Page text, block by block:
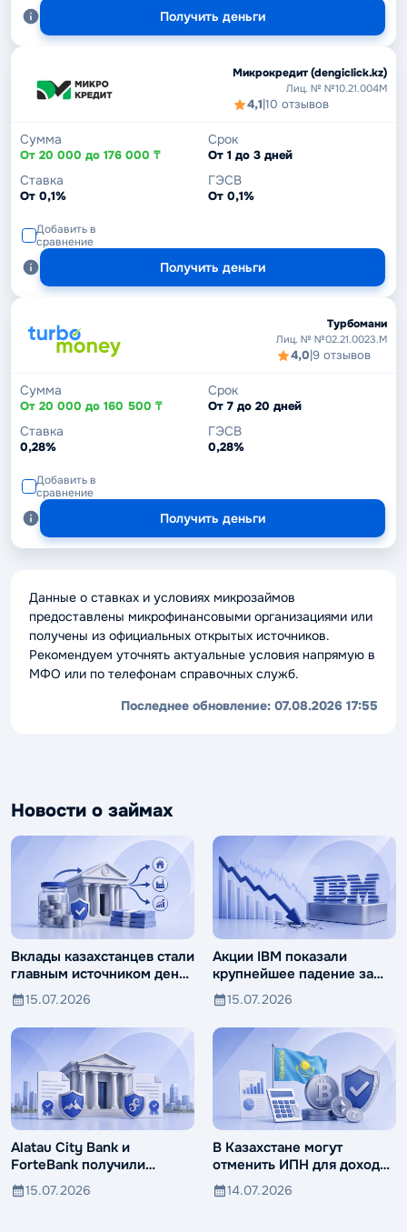
Получить деньги
Микрокредит (dengiclick.kz)
Лиц. № №10.21.004М
4,1|10 отзывов
Сумма
От 20 000 до 176 000 ₸
Срок
От 1 до 3 дней
Ставка
От 0,1%
ГЭСВ
От 0,1%
Добавить в
сравнение
Получить деньги
Турбомани
Лиц. № №02.21.0023.M
4,0|9 отзывов
Сумма
От 20 000 до 160 500 ₸
Срок
От 7 до 20 дней
Ставка
0,28%
ГЭСВ
0,28%
Добавить в
сравнение
Получить деньги
Данные о ставках и условиях микрозаймов
предоставлены микрофинансовыми организациями или
получены из официальных открытых источников.
Рекомендуем уточнять актуальные условия напрямую в
МФО или по телефонам справочных служб.
Последнее обновление: 07.08.2026 17:55
Новости о займах
Вклады казахстанцев стали
главным источником денег
для банков
15.07.2026
Акции IBM показали
крупнейшее падение за
десятилетия
15.07.2026
Alatau City Bank и
ForteBank получили
универсальные лицензии
15.07.2026
В Казахстане могут
отменить ИПН для доходов
от цифровых активов
14.07.2026